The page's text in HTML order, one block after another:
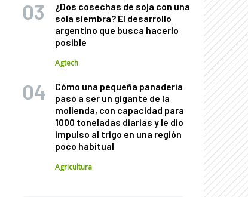
¿Dos cosechas de soja con una
sola siembra? El desarrollo
argentino que busca hacerlo
posible
Agtech
Cómo una pequeña panadería
pasó a ser un gigante de la
molienda, con capacidad para
1000 toneladas diarias y le dio
impulso al trigo en una región
poco habitual
Agricultura